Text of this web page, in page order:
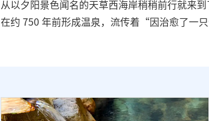
从以夕阳景色闻名的天草西海岸稍稍前行就来
在约 750 年前形成温泉，流传着“因治愈了一